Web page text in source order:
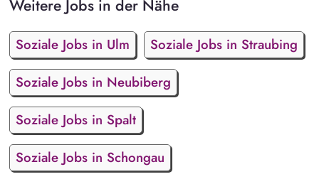
Weitere Jobs in der Nähe
Soziale Jobs in Ulm
Soziale Jobs in Straubing
Soziale Jobs in Neubiberg
Soziale Jobs in Spalt
Soziale Jobs in Schongau